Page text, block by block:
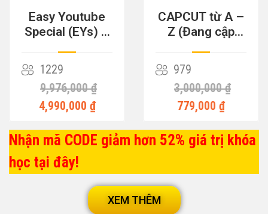
Easy Youtube
Special (EYs) –
Tiền
1229
9,976,000 ₫
4,990,000 ₫
CAPCUT từ A –
Z (Đang cập
979
3,000,000 ₫
779,000 ₫
Nhận mã CODE giảm hơn 52% giá trị khóa
học tại đây!
XEM THÊM